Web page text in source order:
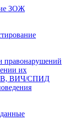
ЗОЖ
правонарушений
их
ВИЧ/СПИД